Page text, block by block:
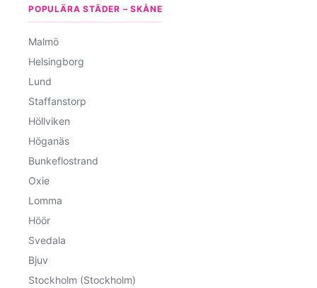
POPULÄRA STÄDER – SKÅNE
Malmö
Helsingborg
Lund
Staffanstorp
Höllviken
Höganäs
Bunkeflostrand
Oxie
Lomma
Höör
Svedala
Bjuv
Stockholm (Stockholm)